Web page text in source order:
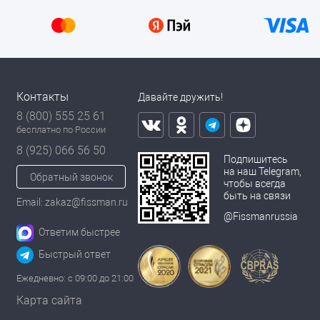
Контакты
8 (800) 555 25 61
бесплатно по России
8 (925) 066 56 50
Обратный звонок
Email: zakaz@fissman.ru
Ответим быстрее
Быстрый ответ
Ежедневно: с 09:00 до 21:00
Карта сайта
Давайте дружить!
Подпишитесь
на наш Telegram,
чтобы всегда
быть на связи
@Fissmanrussia